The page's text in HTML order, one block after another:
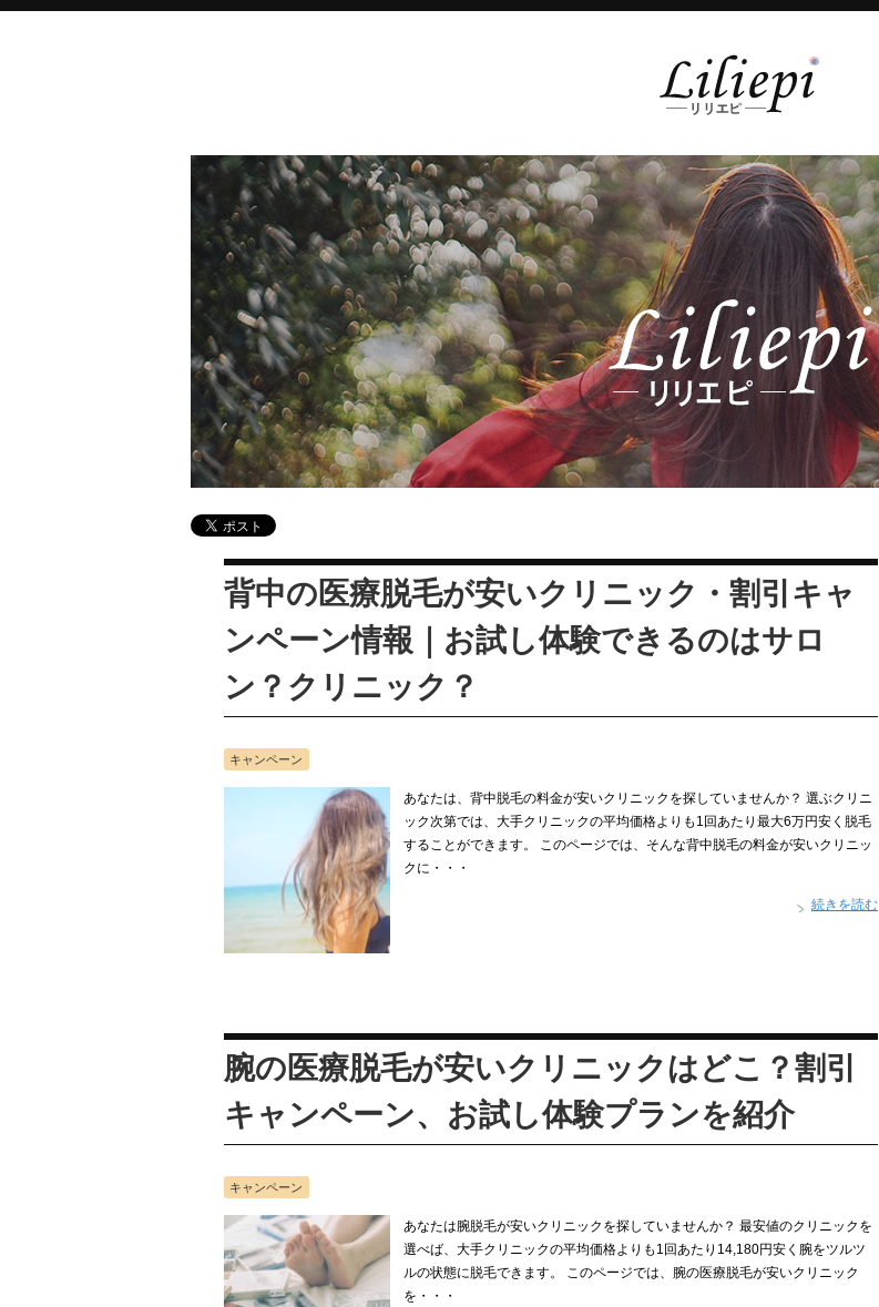
背中の医療脱毛が安いクリニック・割引キャ
ンペーン情報｜お試し体験できるのはサロ
ン？クリニック？
キャンペーン
あなたは、背中脱毛の料金が安いクリニックを探していませんか？ 選ぶクリニ
ック次第では、大手クリニックの平均価格よりも1回あたり最大6万円安く脱毛
することができます。 このページでは、そんな背中脱毛の料金が安いクリニッ
クに・・・
続きを読む
腕の医療脱毛が安いクリニックはどこ？割引
キャンペーン、お試し体験プランを紹介
キャンペーン
あなたは腕脱毛が安いクリニックを探していませんか？ 最安値のクリニックを
選べば、大手クリニックの平均価格よりも1回あたり14,180円安く腕をツルツ
ルの状態に脱毛できます。 このページでは、腕の医療脱毛が安いクリニック
を・・・